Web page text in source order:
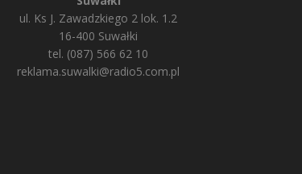
ul. Ks J. Zawadzkiego 2 lok. 1.2
16-400 Suwałki
tel. (087) 566 62 10
reklama.suwalki@radio5.com.pl